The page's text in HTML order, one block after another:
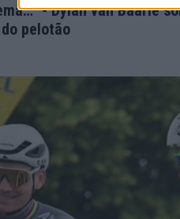
- Dylan van Baarle
pelotão